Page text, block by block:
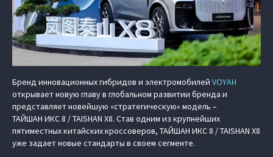
Бренд инновационных гибридов и электромобилей VOYAH
открывает новую главу в глобальном развитии бренда и
представляет новейшую «стратегическую» модель –
ТАЙШАН ИКС 8 / TAISHAN X8. Став одним из крупнейших
пятиместных китайских кроссоверов, ТАЙШАН ИКС 8 / TAISHAN X8
уже задает новые стандарты в своем сегменте.